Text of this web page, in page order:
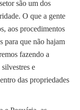
são um dos
O que a gente
aos procedimentos
para que não hajam
fazendo a
e
das propriedades